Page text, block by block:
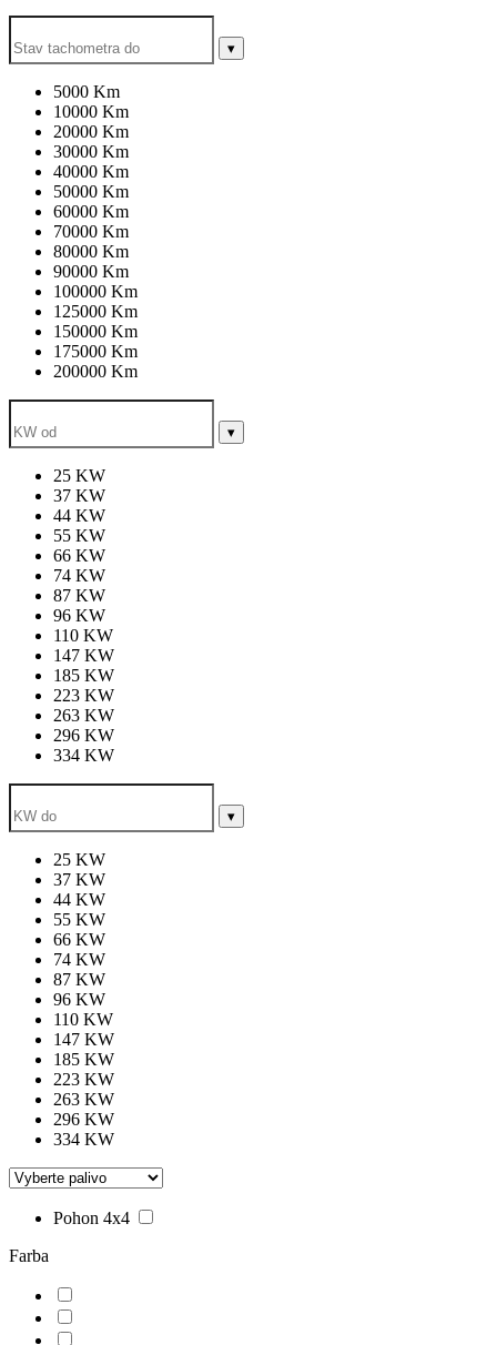
▾
5000 Km
10000 Km
20000 Km
30000 Km
40000 Km
50000 Km
60000 Km
70000 Km
80000 Km
90000 Km
100000 Km
125000 Km
150000 Km
175000 Km
200000 Km
▾
25 KW
37 KW
44 KW
55 KW
66 KW
74 KW
87 KW
96 KW
110 KW
147 KW
185 KW
223 KW
263 KW
296 KW
334 KW
▾
25 KW
37 KW
44 KW
55 KW
66 KW
74 KW
87 KW
96 KW
110 KW
147 KW
185 KW
223 KW
263 KW
296 KW
334 KW
Pohon 4x4
Farba